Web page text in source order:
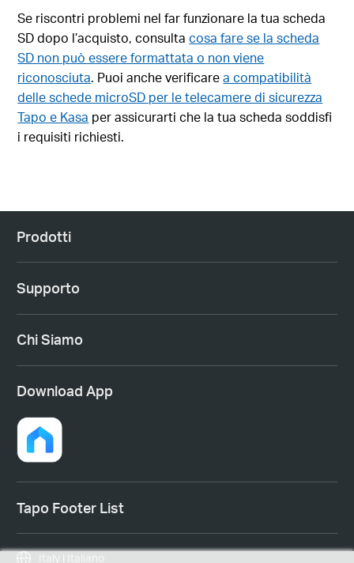
Se riscontri problemi nel far funzionare la tua scheda
SD dopo l’acquisto, consultacosa fare se la scheda
SD non può essere formattata o non viene
riconosciuta. Puoi anche verificarea compatibilità
delle schede microSD per le telecamere di sicurezza
Tapo e Kasa per assicurarti che la tua scheda soddisfi
i requisiti richiesti.
Prodotti
Supporto
Chi Siamo
Download App
Tapo Footer List
Italy | Italiano